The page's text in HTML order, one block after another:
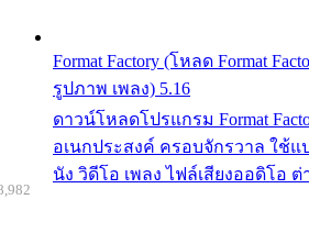
Format Factory (โหลด Format
รูปภาพ เพลง) 5.16
ดาวน์โหลดโปรแกรม Format
อเนกประสงค์ ครอบจักรวาล ใช้
นัง วิดีโอ เพลง ไฟล์เสียงออดิโอ ต่